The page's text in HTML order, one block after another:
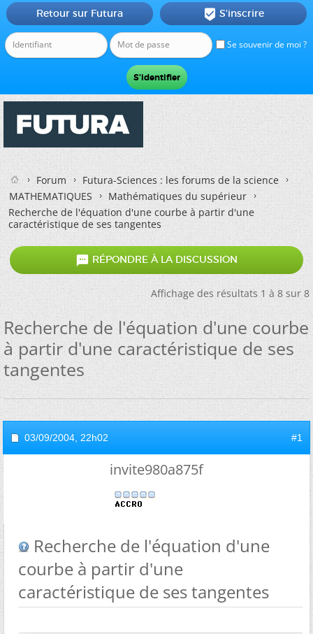
Se souvenir de moi ?
Retour sur Futura  S'inscrire
Forum
Futura-Sciences : les forums de la science
MATHEMATIQUES
Mathématiques du supérieur
Recherche de l'équation d'une courbe à partir d'une
caractéristique de ses tangentes
 RÉPONDRE À LA DISCUSSION
Affichage des résultats 1 à 8 sur 8
Recherche de l'équation d'une courbe
à partir d'une caractéristique de ses
tangentes
03/09/2004, 22h02 #1
invite980a875f
Recherche de l'équation d'une
courbe à partir d'une
caractéristique de ses tangentes